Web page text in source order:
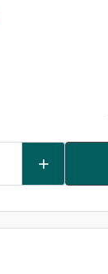
